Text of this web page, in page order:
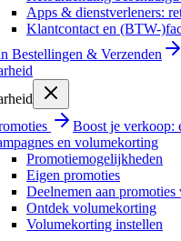
Apps & dienstverleners:
Klantcontact en (BTW-
Bestellingen & Verzenden
Boost je verkoop:
en volumekorting
Promotiemogelijkheden
Eigen promoties
Deelnemen aan promoties
Ontdek volumekorting
Volumekorting instellen